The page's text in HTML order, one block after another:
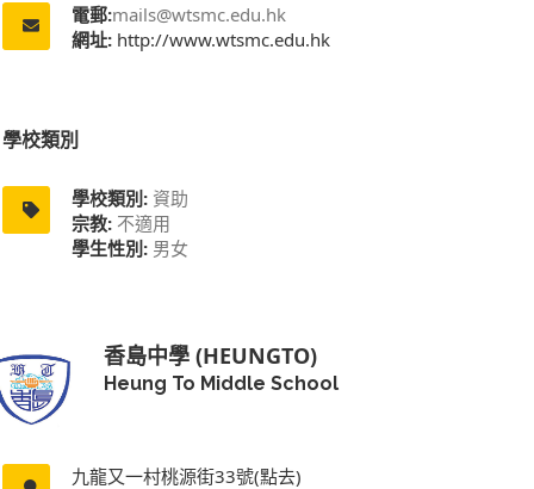
電郵:mails@wtsmc.edu.hk
網址: http://www.wtsmc.edu.hk
學校類別
學校類別: 資助
宗教: 不適用
學生性別: 男女
香島中學 (HEUNGTO)
Heung To Middle School
九龍又一村桃源街33號(點去)